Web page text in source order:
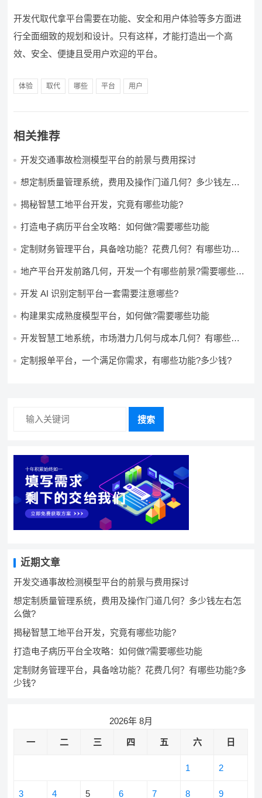
开发代取代拿平台需要在功能、安全和用户体验等多方面进
行全面细致的规划和设计。只有这样，才能打造出一个高
效、安全、便捷且受用户欢迎的平台。
体验 取代 哪些 平台 用户
相关推荐
开发交通事故检测模型平台的前景与费用探讨
想定制质量管理系统，费用及操作门道几何？多少钱左右
揭秘智慧工地平台开发，究竟有哪些功能?
打造电子病历平台全攻略：如何做?需要哪些功能
定制财务管理平台，具备啥功能？花费几何？有哪些功能?
地产平台开发前路几何，开发一个有哪些前景?需要哪些费
开发 AI 识别定制平台一套需要注意哪些?
构建果实成熟度模型平台，如何做?需要哪些功能
开发智慧工地系统，市场潜力几何与成本几何？有哪些前
定制报单平台，一个满足你需求，有哪些功能?多少钱?
搜索
近期文章
开发交通事故检测模型平台的前景与费用探讨
想定制质量管理系统，费用及操作门道几何？多少钱左右怎
么做?
揭秘智慧工地平台开发，究竟有哪些功能?
打造电子病历平台全攻略：如何做?需要哪些功能
定制财务管理平台，具备啥功能？花费几何？有哪些功能?多
少钱?
2026年 8月
一 二 三 四 五 六 日
1 2
3 4 5 6 7 8 9